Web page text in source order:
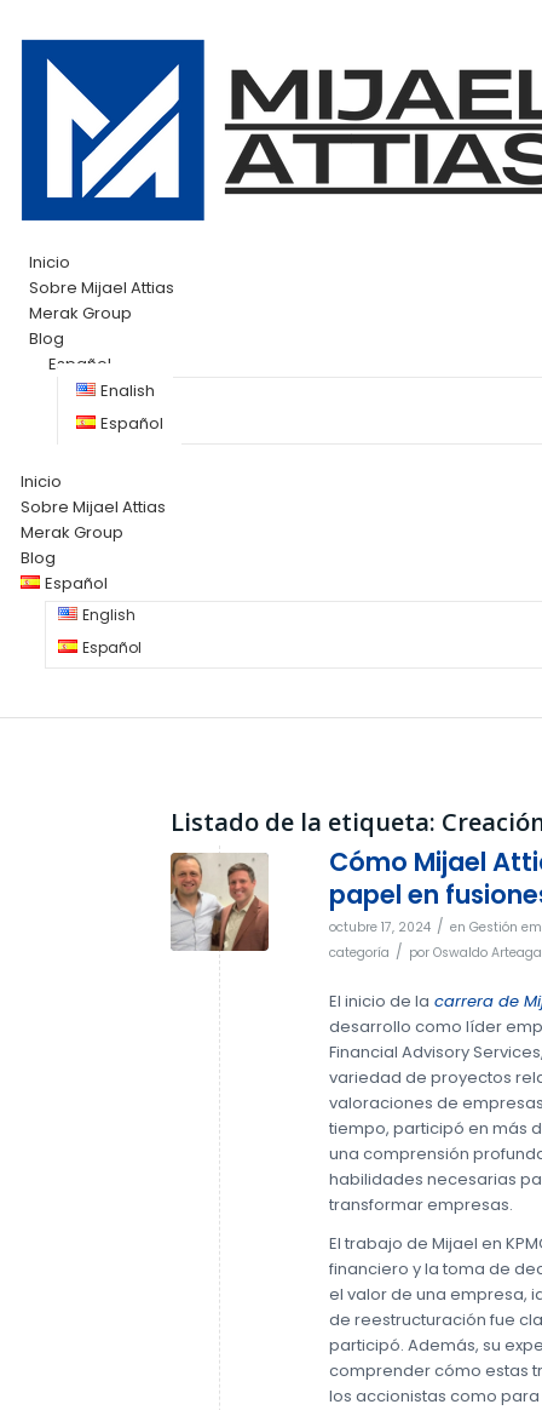
Inicio
Sobre Mijael Attias
Merak Group
Blog
Español
English
Español
Inicio
Sobre Mijael Attias
Merak Group
Blog
Español
English
Español
Listado de la etiqueta:
Cómo Mijael
papel en
octubre 17, 2024 / en Gestión
categoría / por Oswaldo Arteaga
El inicio de la carrera de
desarrollo como líder
Financial Advisory
variedad de proyectos
valoraciones de
tiempo, participó en más
una comprensión
habilidades necesarias
transformar empresas.
El trabajo de Mijael en
financiero y la toma de
el valor de una empresa,
de reestructuración fue
participó. Además, su
comprender cómo estas
los accionistas como